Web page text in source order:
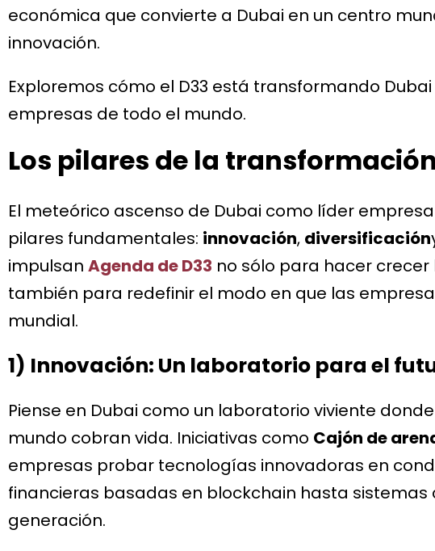
económica que convierte a Dubai en un centro
innovación.
Exploremos cómo el D33 está transformando
empresas de todo el mundo.
Los pilares de la transformación
El meteórico ascenso de Dubai como líder
pilares fundamentales: innovación, diversificación
impulsan Agenda de D33 no sólo para hacer
también para redefinir el modo en que las
mundial.
1) Innovación: Un laboratorio para el
Piense en Dubai como un laboratorio viviente
mundo cobran vida. Iniciativas como Cajón de
empresas probar tecnologías innovadoras en
financieras basadas en blockchain hasta
generación.